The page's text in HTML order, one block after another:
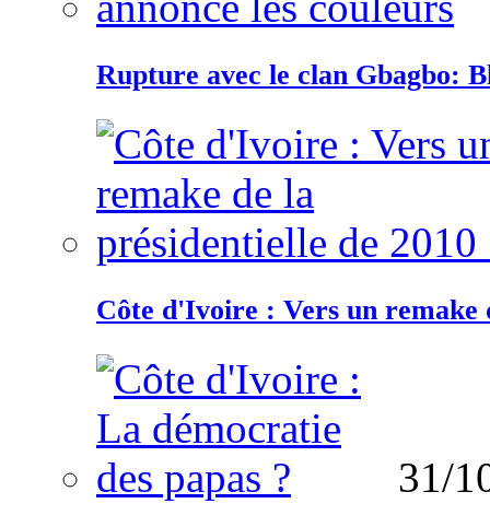
Rupture avec le clan Gbagbo:
Côte d'Ivoire : Vers un remake
31/